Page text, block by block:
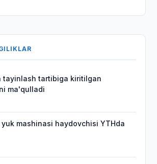
tayinlash tartibiga kiritilgan
ma'qulladi
mashinasi haydovchisi YTHda